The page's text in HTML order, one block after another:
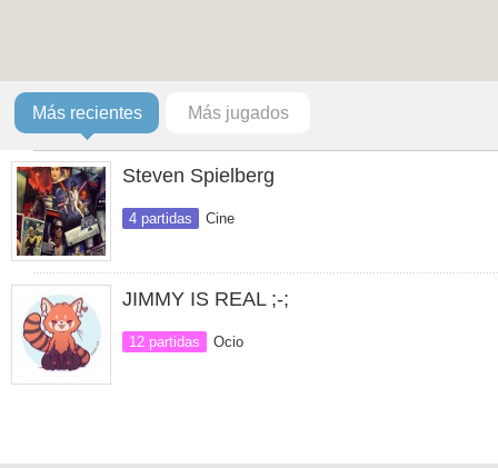
Más recientes Más jugados
Steven Spielberg
4 partidas Cine
JIMMY IS REAL ;-;
12 partidas Ocio